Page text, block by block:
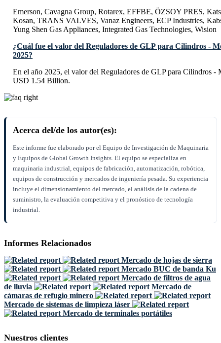
Emerson, Cavagna Group, Rotarex, EFFBE, ÖZSOY PRES,
Kosan, TRANS VALVES, Vanaz Engineers, ECP Industries,
Yung Shen Gas Appliances, Integrated Gas Technologies, Wision
¿Cuál fue el valor del Reguladores de GLP para Cilindros -
2025?
En el año 2025, el valor del Reguladores de GLP para Cilindros -
USD 1.54 Billion.
Acerca del/de los autor(es):
Este informe fue elaborado por el Equipo de Investigación de Maquinaria
y Equipos de Global Growth Insights. El equipo se especializa en
maquinaria industrial, equipos de fabricación, automatización, robótica,
equipos de construcción y mercados de ingeniería pesada. Su experiencia
incluye el dimensionamiento del mercado, el análisis de la cadena de
suministro, la evaluación competitiva y el pronóstico de tecnología
industrial.
Informes Relacionados
Mercado de hojas de sierra
Mercado BUC de banda Ku
Mercado de filtros de agua
de lluvia
Mercado de
cámaras de refugio minero
Mercado de sistemas de limpieza láser
Mercado de terminales portátiles
Nuestros clientes